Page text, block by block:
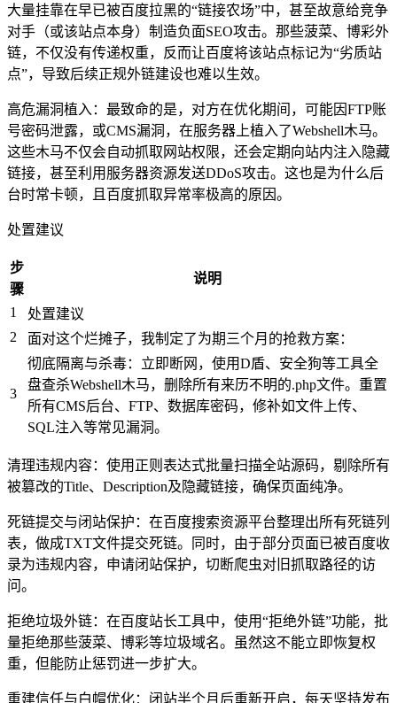
大量挂靠在早已被百度拉黑的“链接农场”中，甚至故意给竞争
对手（或该站点本身）制造负面SEO攻击。那些菠菜、博彩外
链，不仅没有传递权重，反而让百度将该站点标记为“劣质站
点”，导致后续正规外链建设也难以生效。
高危漏洞植入：最致命的是，对方在优化期间，可能因FTP账
号密码泄露，或CMS漏洞，在服务器上植入了Webshell木马。
这些木马不仅会自动抓取网站权限，还会定期向站内注入隐藏
链接，甚至利用服务器资源发送DDoS攻击。这也是为什么后
台时常卡顿，且百度抓取异常率极高的原因。
处置建议
步
骤
说明
1
处置建议
2
面对这个烂摊子，我制定了为期三个月的抢救方案：
3
彻底隔离与杀毒：立即断网，使用D盾、安全狗等工具全
盘查杀Webshell木马，删除所有来历不明的.php文件。重置
所有CMS后台、FTP、数据库密码，修补如文件上传、
SQL注入等常见漏洞。
清理违规内容：使用正则表达式批量扫描全站源码，剔除所有
被篡改的Title、Description及隐藏链接，确保页面纯净。
死链提交与闭站保护：在百度搜索资源平台整理出所有死链列
表，做成TXT文件提交死链。同时，由于部分页面已被百度收
录为违规内容，申请闭站保护，切断爬虫对旧抓取路径的访
问。
拒绝垃圾外链：在百度站长工具中，使用“拒绝外链”功能，批
量拒绝那些菠菜、博彩等垃圾域名。虽然这不能立即恢复权
重，但能防止惩罚进一步扩大。
重建信任与白帽优化：闭站半个月后重新开启，每天坚持发布